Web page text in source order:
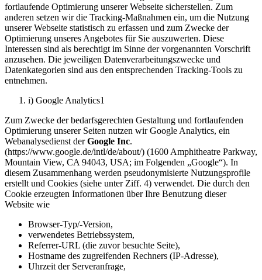
fortlaufende Optimierung unserer Webseite sicherstellen. Zum
anderen setzen wir die Tracking-Maßnahmen ein, um die Nutzung
unserer Webseite statistisch zu erfassen und zum Zwecke der
Optimierung unseres Angebotes für Sie auszuwerten. Diese
Interessen sind als berechtigt im Sinne der vorgenannten Vorschrift
anzusehen. Die jeweiligen Datenverarbeitungszwecke und
Datenkategorien sind aus den entsprechenden Tracking-Tools zu
entnehmen.
i) Google Analytics1
Zum Zwecke der bedarfsgerechten Gestaltung und fortlaufenden
Optimierung unserer Seiten nutzen wir Google Analytics, ein
Webanalysedienst derGoogle Inc.
(https://www.google.de/intl/de/about/) (1600 Amphitheatre Parkway,
Mountain View, CA 94043, USA; im Folgenden „Google“). In
diesem Zusammenhang werden pseudonymisierte Nutzungsprofile
erstellt und Cookies (siehe unter Ziff. 4) verwendet. Die durch den
Cookie erzeugten Informationen über Ihre Benutzung dieser
Website wie
Browser-Typ/-Version,
verwendetes Betriebssystem,
Referrer-URL (die zuvor besuchte Seite),
Hostname des zugreifenden Rechners (IP-Adresse),
Uhrzeit der Serveranfrage,